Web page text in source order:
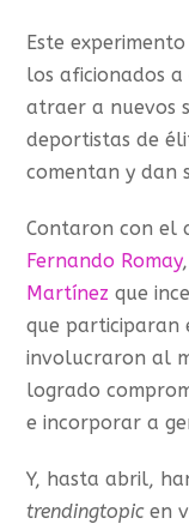
Este
los aficionados
atraer a nuevos
deportistas de
comentan y dan
Contaron con el
Fernando Romay
Martínez que
que participaran
involucraron al
logrado
e incorporar a
Y, hasta abril,
trendingtopicen